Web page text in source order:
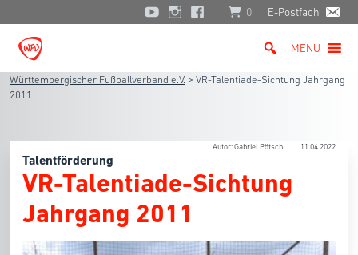
0 E-Postfach
MENU
Württembergischer Fußballverband e.V. > VR-Talentiade-Sichtung Jahrgang
2011
Autor: Gabriel Pötsch 11.04.2022
Talentförderung
VR-Talentiade-Sichtung
Jahrgang 2011